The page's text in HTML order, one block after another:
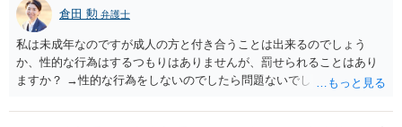
倉田 勲 弁護士
私は未成年なのですが成人の方と付き合うことは出来るのでしょう
か、性的な行為はするつもりはありませんが、罰せられることはあり
ますか？ →性的な行為をしないのでしたら問題ないでしょう